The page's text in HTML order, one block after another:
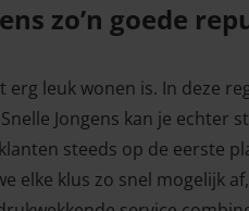
zo’n goede
leuk wonen is. In deze
Jongens kan je echter
steeds op de eerste
elke klus zo snel mogelijk